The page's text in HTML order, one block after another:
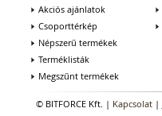
Akciós ajánlatok
Csoporttérkép
Népszerű termékek
Terméklisták
Megszűnt termékek
© BITFORCE Kft. | Kapcsolat |